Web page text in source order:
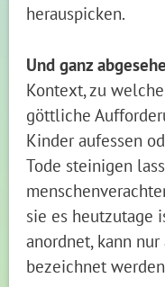
herauspicken.
Und ganz
Kontext, zu
göttliche
Kinder aufessen
Tode steinigen
sie es heutzutage
anordnet, kann
bezeichnet